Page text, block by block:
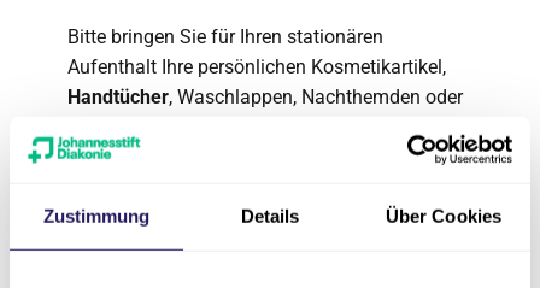
Zustimmung Details Über Cookies
Bitte bringen Sie für Ihren stationären
Aufenthalt Ihre persönlichen Kosmetikartikel,
Handtücher, Waschlappen, Nachthemden oder
Morgenrock oder Bademantel und stabile
Sportschuhe, als Hausschuhersatz mit.